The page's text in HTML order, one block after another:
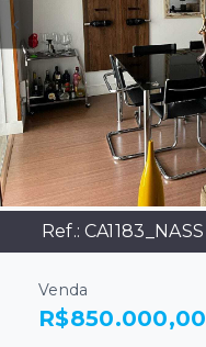
Ref.: CA1183_NASS
Venda
R$850.000,00